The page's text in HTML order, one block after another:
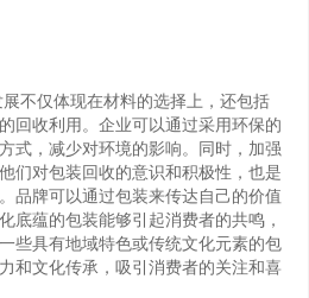
不仅体现在材料的选择上，还包括
回收利用。企业可以通过采用环保的
式，减少对环境的影响。同时，加强
们对包装回收的意识和积极性，也是
品牌可以通过包装来传达自己的价值
底蕴的包装能够引起消费者的共鸣，
些具有地域特色或传统文化元素的包
和文化传承，吸引消费者的关注和喜